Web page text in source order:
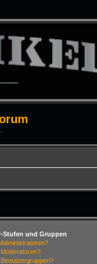
Stufen und Gruppen